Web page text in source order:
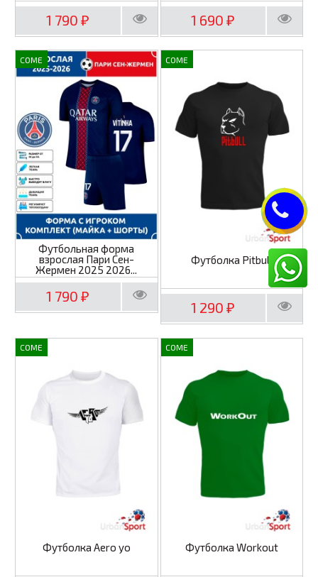
1 790₽ 1 690₽
COME
Футбольная форма
взрослая Пари Сен-
Жермен 2025 2026...
1 790₽
COME
Футболка Pitbull
1 290₽
COME
Футболка Aero yo
COME
Футболка Workout